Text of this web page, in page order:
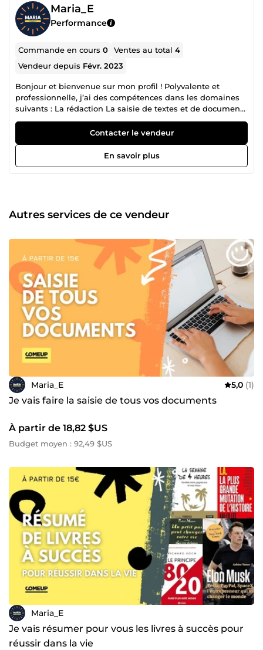
Maria_E
Performance
Commande en cours0 Ventes au total4
Vendeur depuis Févr. 2023
Bonjour et bienvenue sur mon profil ! Polyvalente et
professionnelle, j’ai des compétences dans les domaines
suivants : La rédaction La saisie de textes et de documents
La transcription Le traitement de données L’e-mailing
L’éducation Les résumés J’utilise mes expériences afin de
satisfaire aux besoins de mes clients. Je m’engage à
respecter les délais et à livrer un travail de qualité. Alors,
n’hésitez plus et faites moi confiance, vous ne le
Contacter le vendeur
En savoir plus
Autres services de ce vendeur
Maria_E 5,0 (1)
Je vais faire la saisie de tous vos documents
À partir de 18,82 $US
Budget moyen : 92,49 $US
Maria_E
Je vais résumer pour vous les livres à succès pour
réussir dans la vie